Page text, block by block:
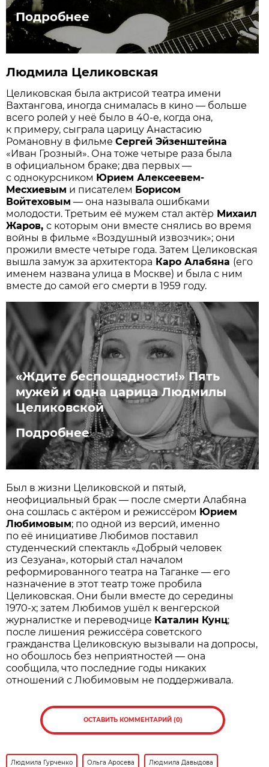
Подробнее
Людмила Целиковская
Целиковская была актрисой театра имени
Вахтангова, иногда снималась в кино — больше
всего ролей у неё было в 40-е, когда она,
к примеру, сыграла царицу Анастасию
Романовну в фильмеСергей Эйзенштейна
«Иван Грозный». Она тоже четыре раза была
в официальном браке; два первых —
с однокурсником Юрием Алексеевем-
Месхиевым и писателем Борисом
Войтеховым — она называла ошибками
молодости. Третьим её мужем стал актёр Михаил
Жаров,с которым они вместе снялись во время
войны в фильме «Воздушный извозчик»; они
прожили вместе четыре года. Затем Целиковская
вышла замуж за архитектора Каро Алабяна (его
именем названа улица в Москве) и была с ним
вместе до самой его смерти в 1959 году.
«Ждите беспощадности!» Пять
мужей и одна царица Людмилы
Целиковской
Подробнее
Был в жизни Целиковской и пятый,
неофициальный брак — после смерти Алабяна
она сошлась с актёром и режиссёром Юрием
Любимовым; по одной из версий, именно
по её инициативе Любимов поставил
студенческий спектакль «Добрый человек
из Сезуана», который стал началом
реформированного театра на Таганке — его
назначение в этот театр тоже пробила
Целиковская. Они были вместе до середины
1970-х; затем Любимов ушёл к венгерской
журналистке и переводчице Каталин Кунц;
после лишения режиссёра советского
гражданства Целиковскую вызывали на допросы,
но обошлось без неприятностей — она
сообщила, что последние годы никаких
отношений с Любимовым не поддерживала.
ОСТАВИТЬ КОММЕНТАРИЙ (0)
Людмила Гурченко Ольга Аросева Людмила Давыдова